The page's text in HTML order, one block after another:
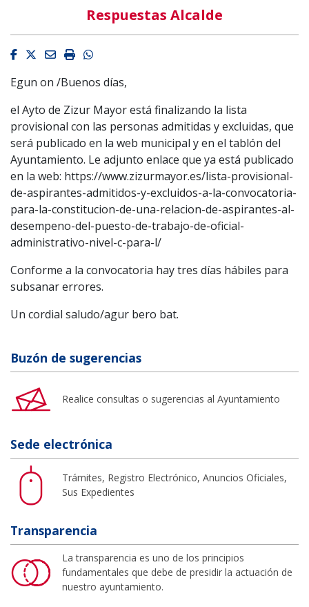
Respuestas Alcalde
Facebook
Twitter
EmailImprimirWhatsapp
Egun on /Buenos días,
el Ayto de Zizur Mayor está finalizando la lista
provisional con las personas admitidas y excluidas, que
será publicado en la web municipal y en el tablón del
Ayuntamiento. Le adjunto enlace que ya está publicado
en la web: https://www.zizurmayor.es/lista-provisional-
de-aspirantes-admitidos-y-excluidos-a-la-convocatoria-
para-la-constitucion-de-una-relacion-de-aspirantes-al-
desempeno-del-puesto-de-trabajo-de-oficial-
administrativo-nivel-c-para-l/
Conforme a la convocatoria hay tres días hábiles para
subsanar errores.
Un cordial saludo/agur bero bat.
Buzón de sugerencias
Realice consultas o sugerencias al Ayuntamiento
Sede electrónica
Trámites, Registro Electrónico, Anuncios Oficiales,
Sus Expedientes
Transparencia
La transparencia es uno de los principios
fundamentales que debe de presidir la actuación de
nuestro ayuntamiento.